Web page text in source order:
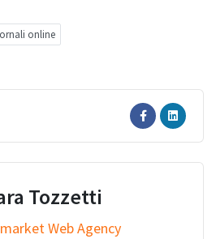
online
Tozzetti
Web Agency